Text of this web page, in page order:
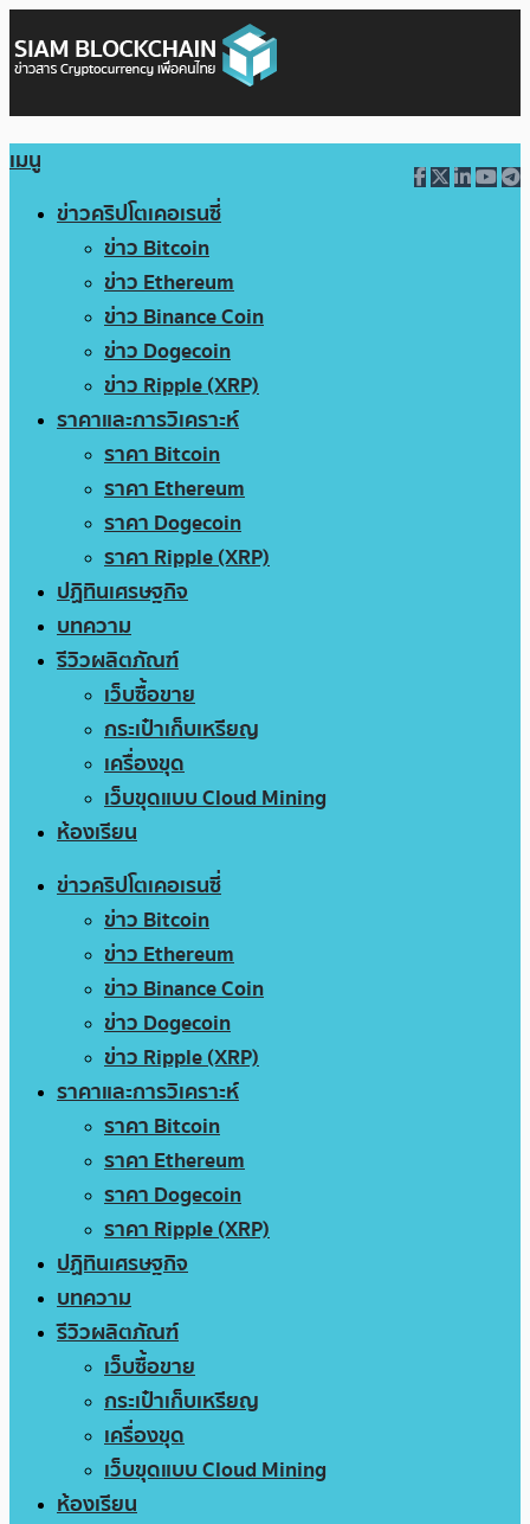
เมนู
ข่าวคริปโตเคอเรนซี่
ข่าว Bitcoin
ข่าว Ethereum
ข่าว Binance Coin
ข่าว Dogecoin
ข่าว Ripple (XRP)
ราคาและการวิเคราะห์
ราคา Bitcoin
ราคา Ethereum
ราคา Dogecoin
ราคา Ripple (XRP)
ปฏิทินเศรษฐกิจ
บทความ
รีวิวผลิตภัณฑ์
เว็บซื้อขาย
กระเป๋าเก็บเหรียญ
เครื่องขุด
เว็บขุดแบบ Cloud Mining
ห้องเรียน
ข่าวคริปโตเคอเรนซี่
ข่าว Bitcoin
ข่าว Ethereum
ข่าว Binance Coin
ข่าว Dogecoin
ข่าว Ripple (XRP)
ราคาและการวิเคราะห์
ราคา Bitcoin
ราคา Ethereum
ราคา Dogecoin
ราคา Ripple (XRP)
ปฏิทินเศรษฐกิจ
บทความ
รีวิวผลิตภัณฑ์
เว็บซื้อขาย
กระเป๋าเก็บเหรียญ
เครื่องขุด
เว็บขุดแบบ Cloud Mining
ห้องเรียน